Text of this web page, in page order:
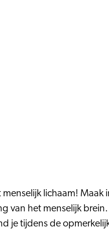
menselijk lichaam!
van het menselijk
je tijdens de